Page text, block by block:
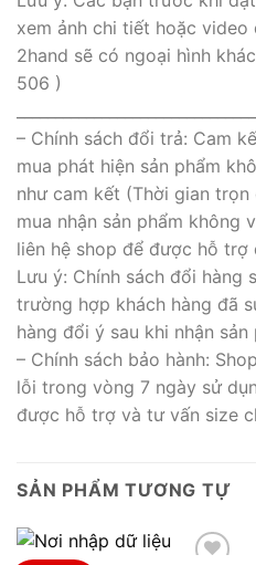
xem ảnh chi tiết hoặc
2hand sẽ có ngoại hình
506 )
– Chính sách đổi trả: Cam
mua phát hiện sản phẩm
như cam kết (Thời gian
mua nhận sản phẩm không
liên hệ shop để được hỗ
Lưu ý: Chính sách đổi hàng
trường hợp khách hàng đã
hàng đổi ý sau khi nhận sản
– Chính sách bảo hành:
lỗi trong vòng 7 ngày sử
được hỗ trợ và tư vấn size
SẢN PHẨM TƯƠNG TỰ